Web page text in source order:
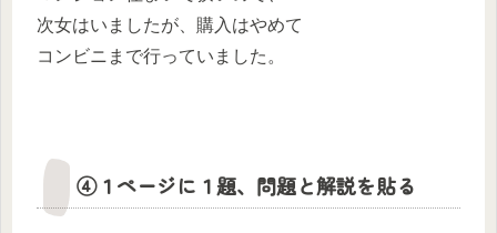
次女はいましたが、購入はやめて
コンビニまで行っていました。
④１ページに１題、問題と解説を貼る